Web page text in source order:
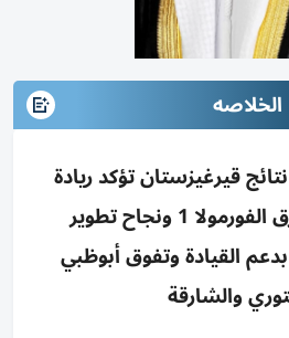
الخلاصه
قيرغيزستان تؤكد ريادة
الإمارات في زوارق الفورمولا 1 ونجاح تطوير
القيادة وتفوق أبوظبي
والشارقة